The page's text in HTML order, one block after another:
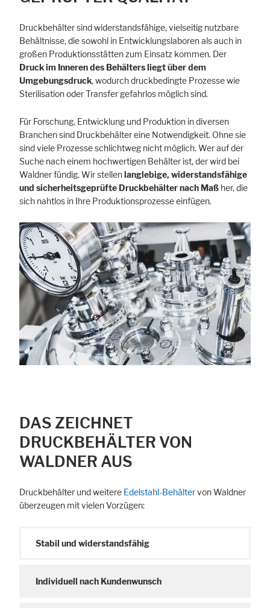
Druckbehälter sind widerstandsfähige, vielseitig nutzbare
Behältnisse, die sowohl in Entwicklungslaboren als auch in
großen Produktions­stätten zum Einsatz kommen. Der
Druck im Inneren des Behälters liegt über dem
Umgebungsdruck, wodurch druckbedingte Prozesse wie
Sterilisation oder Transfer gefahrlos möglich sind.
Für Forschung, Entwicklung und Produktion in diversen
Branchen sind Druckbehälter eine Notwendigkeit. Ohne sie
sind viele Prozesse schlichtweg nicht möglich. Wer auf der
Suche nach einem hochwertigen Behälter ist, der wird bei
Waldner fündig. Wir stellenlanglebige, widerstandsfähige
und sicherheitsgeprüfte Druckbehälter nach Maß her, die
sich nahtlos in Ihre Produktionsprozesse einfügen.
DAS ZEICHNET
DRUCKBEHÄLTER VON
WALDNER AUS
Druckbehälter und weitere Edelstahl-Behältervon Waldner
überzeugen mit vielen Vorzügen:
Stabil und widerstandsfähig
Individuell nach Kundenwunsch
Marketing und Statistik
Statistik Cookies erfassen Informationen anonym. Diese Informationen
Cookie Informationen anzeigen